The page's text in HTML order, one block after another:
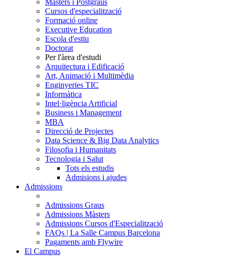
Màsters i Postgraus
Cursos d'especialització
Formació online
Executive Education
Escola d'estiu
Doctorat
Per l'àrea d'estudi
Arquitectura i Edificació
Art, Animació i Multimèdia
Enginyeries TIC
Informàtica
Intel·ligència Artificial
Business i Management
MBA
Direcció de Projectes
Data Science & Big Data Analytics
Filosofia i Humanitats
Tecnologia i Salut
Tots els estudis
Admisions i ajudes
Admissions
Admissions Graus
Admissions Màsters
Admissions Cursos d'Especialització
FAQs | La Salle Campus Barcelona
Pagaments amb Flywire
El Campus